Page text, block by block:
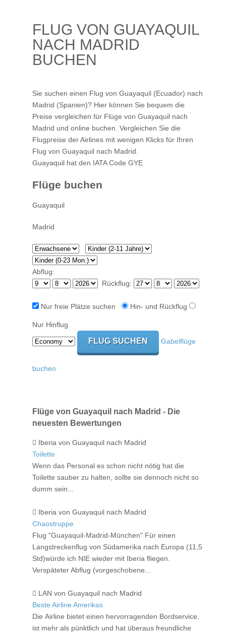
FLUG VON GUAYAQUIL
NACH MADRID
BUCHEN
Sie suchen einen Flug von Guayaquil (Ecuador) nach
Madrid (Spanien)? Hier können Sie bequem die
Preise vergleichen für Flüge von Guayaquil nach
Madrid und online buchen. Vergleichen Sie die
Flugpreise der Airlines mit wenigen Klicks für Ihren
Flug von Guayaquil nach Madrid.
Guayaquil hat den IATA Code GYE
Flüge buchen
Abflug:
Rückflug:
Nur freie Plätze suchen Hin- und Rückflug
Nur Hinflug
Gabelflüge
buchen
Flüge von Guayaquil nach Madrid - Die
neuesten Bewertungen
Iberia von Guayaquil nach Madrid
Toilette
Wenn das Personal es schon nicht nötig hat die
Toilette sauber zu halten, sollte sie dennoch nicht so
dumm sein...
Iberia von Guayaquil nach Madrid
Chaostruppe
Flug "Guayaquil-Madrid-München" Für einen
Langstreckenflug von Südamerika nach Europa (11,5
Std)würde ich NIE wieder mit Iberia fliegen.
Verspäteter Abflug (vorgeschobene...
LAN von Guayaquil nach Madrid
Beste Airline Amerikas
Die Airline bietet einen hervorragenden Bordservice,
ist mehr als pünktlich und hat überaus freundliche